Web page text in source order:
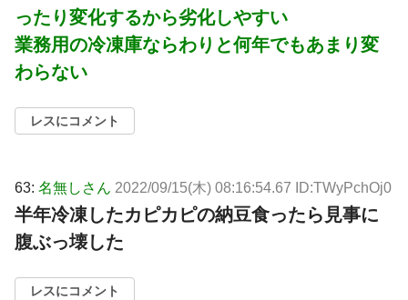
ったり変化するから劣化しやすい
業務用の冷凍庫ならわりと何年でもあまり変
わらない
レスにコメント
63: 名無しさん 2022/09/15(木) 08:16:54.67 ID:TWyPchOj0
半年冷凍したカピカピの納豆食ったら見事に
腹ぶっ壊した
レスにコメント